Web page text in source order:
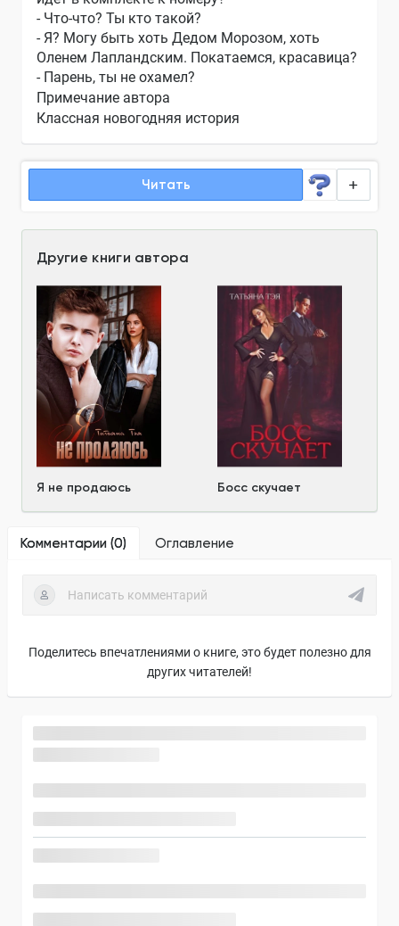
- Что-что? Ты кто такой?
- Я? Могу быть хоть Дедом Морозом, хоть
Оленем Лапландским. Покатаемся, красавица?
- Парень, ты не охамел?
Примечание автора
Классная новогодняя история
Читать
Другие книги автора
Я не продаюсь Босс скучает
Комментарии (0) Оглавление
Поделитесь впечатлениями о книге, это будет полезно для
других читателей!